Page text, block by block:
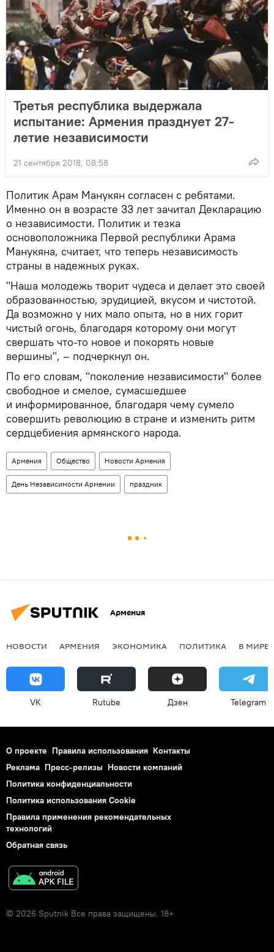
Третья республика выдержала
испытание: Армения празднует 27-
летие независимости
21 сентября 2018, 08:58
Политик Арам Манукян согласен с ребятами.
Именно он в возрасте 33 лет зачитал Декларацию
о независимости. Политик и тезка
основоположника Первой республики Арама
Манукяна, считает, что теперь независимость
страны в надежных руках.
"Наша молодежь творит чудеса и делает это своей
образованностью, эрудицией, вкусом и чистотой.
Да возможно у них мало опыта, но в них горит
чистый огонь, благодаря которому они могут
свершать что-то новое и покорять новые
вершины", – подчеркнул он.
По его словам, "поколение независимости" более
свободное и смелое, сумасшедшее
и информированное, благодаря чему сумело
совершить революцию в стране и изменить ритм
сердцебиения армянского народа.
Армения Общество Новости Армения
День Независимости Армении праздник
Армения
НОВОСТИ АРМЕНИЯ ЭКОНОМИКА ПОЛИТИКА В МИРЕ
VK Rutube Дзен Telegram
О проекте Правила использования Контакты
Реклама Пресс-релизы Новости компаний
Политика конфиденциальности
Политика использования Cookie
Правила применения рекомендательных
технологий
Обратная связь
© 2026 Sputnik Все права защищены. 18+